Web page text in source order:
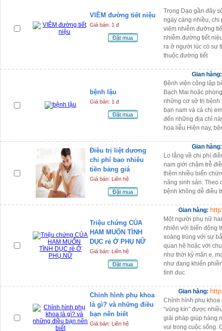
VIÊM đường tiết niệu
Giá bán: 1 đ
Đặt mua
Trong Dạo gần đây
ngày càng nhiều,
viêm nhiễm đường
nhiễm đường tiết
ra ở người lúc có sự
thuộc đường tiết
bệnh lậu
Giá bán: 1 đ
Đặt mua
Gian
Bệnh viện công lập
Bạch Mai hoặc
những cơ sở trị bệnh
bạn nam và cả chị
đến những địa chỉ
hoa liễu Hiện nay,
Điều trị liệt dương
chi phí bao nhiêu
tiền bảng giá
Giá bán: Liên hệ
Đặt mua
Gian
Lo lắng về chi phí
nam giới chậm trễ
thêm nhiều biến
năng sinh sản. Theo
bệnh không dễ điều
Triệu chứng CỦA
HAM MUỐN TÌNH
DỤC rẻ Ở PHỤ NỮ
Giá bán: Liên hệ
Đặt mua
Gian hàng:
Một người phụ nữ
nhiên với biến động
xoàng trùng với sự
quan hệ hoặc với
như thời kỳ mãn e,
như đang khiến
tình dục
Chỉnh hình phụ khoa
là gì? và những điều
bạn nên biết
Giá bán: Liên hệ
Gian hàng:
Chỉnh hình phụ khoa
“vùng kín” được
giải pháp giúp hàng
vui trong cuộc sống.